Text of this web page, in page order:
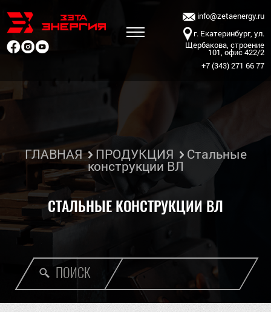
info@zetaenergy.ru
г. Екатеринбург, ул.
Щербакова, строение
101, офис 422/2
+7 (343) 271 66 77
ПОИСК
ГЛАВНАЯ ПРОДУКЦИЯ Стальные
конструкции ВЛ
СТАЛЬНЫЕ КОНСТРУКЦИИ ВЛ